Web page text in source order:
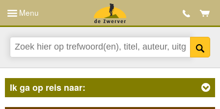
Menu
Ik ga op reis naar: